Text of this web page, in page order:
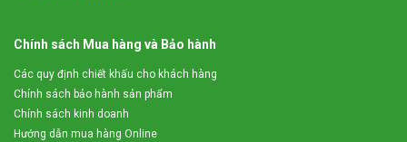
Chính sách Mua hàng và Bảo hành
Các quy định chiết khấu cho khách hàng
Chính sách bảo hành sản phẩm
Chính sách kinh doanh
Hướng dẫn mua hàng Online